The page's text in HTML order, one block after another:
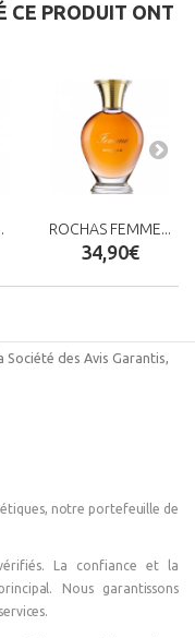
CE PRODUIT ONT
ROCHAS FEMME...
34,90€
des Avis Garantis,
notre portefeuille de
La confiance et la
Nous garantissons